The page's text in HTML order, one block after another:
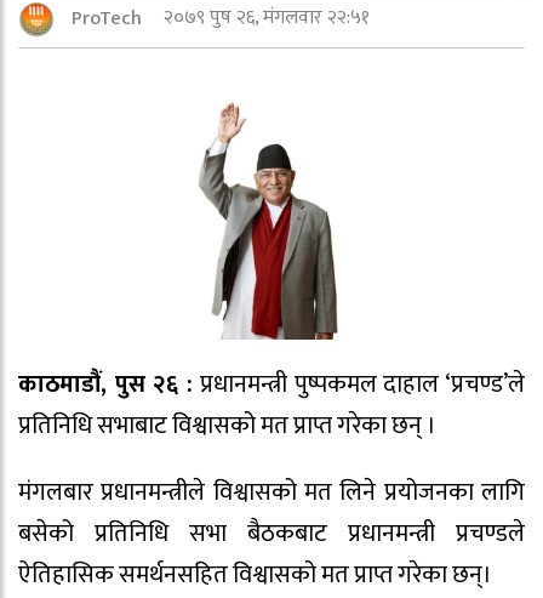
ProTech २०७९ पुष २६, मंगलवार २२:५१
काठमाडौं, पुस २६ : प्रधानमन्त्री पुष्पकमल दाहाल ‘प्रचण्ड’ले
प्रतिनिधि सभाबाट विश्वासको मत प्राप्त गरेका छन् ।
मंगलबार प्रधानमन्त्रीले विश्वासको मत लिने प्रयोजनका लागि
बसेको प्रतिनिधि सभा बैठकबाट प्रधानमन्त्री प्रचण्डले
ऐतिहासिक समर्थनसहित विश्वासको मत प्राप्त गरेका छन्।